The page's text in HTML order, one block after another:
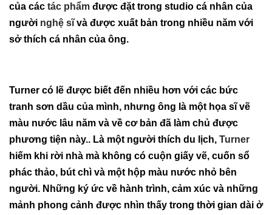
của các tác phẩm được đặt trong studio cá nhân của
người nghệ sĩvà được xuất bản trong nhiều năm với
sở thích cá nhân của ông.
Turner có lẽ được biết đến nhiều hơn với các bức
tranh sơn dầu của mình, nhưng ông là một họa sĩ vẽ
màu nước lâu năm và về cơ bản đã làm chủ được
phương tiện này.. Là một người thích du lịch, Turner
hiếm khi rời nhà mà không có cuộn giấy vẽ, cuốn sổ
phác thảo, bút chì và một hộp màu nước nhỏ bên
người. Những ký ức về hành trình, cảm xúc và những
mảnh phong cảnh được nhìn thấy trong thời gian dài ở